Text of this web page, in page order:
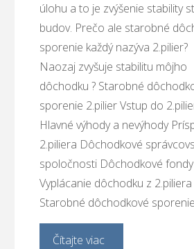
úlohu a to je zvýšenie stability
budov. Prečo ale starobné
sporenie každý nazýva 2.pilier?
Naozaj zvyšuje stabilitu môjho
dôchodku ? Starobné
sporenie 2.pilier Vstup do
Hlavné výhody a nevýhody
2.piliera Dôchodkové
spoločnosti Dôchodkové fondy
Vyplácanie dôchodku z
Starobné dôchodkové sporenie
Čítajte viac